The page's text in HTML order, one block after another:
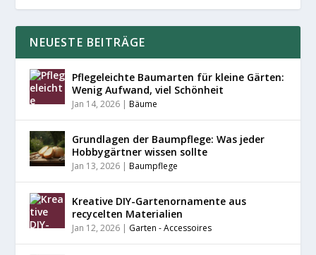
NEUESTE BEITRÄGE
Pflegeleichte Baumarten für kleine Gärten:
Wenig Aufwand, viel Schönheit
Jan 14, 2026 |Bäume
Grundlagen der Baumpflege: Was jeder
Hobbygärtner wissen sollte
Jan 13, 2026 |Baumpflege
Kreative DIY-Gartenornamente aus
recycelten Materialien
Jan 12, 2026 | Garten - Accessoires